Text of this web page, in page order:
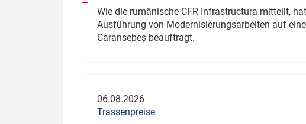
Wie die rumänische CFR Infrastructura mitteilt,
Ausführung von Modernisierungsarbeiten auf
Caransebeș beauftragt.
06.08.2026
Trassenpreise